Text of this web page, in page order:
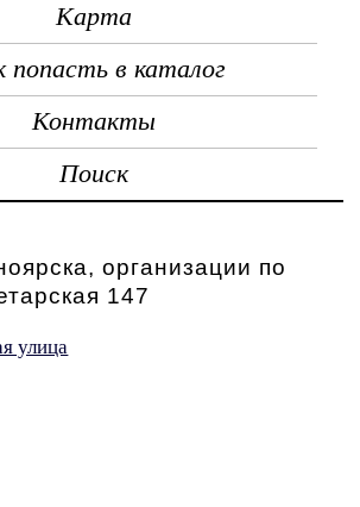
Карта
попасть в каталог
Контакты
Поиск
организации по
147
улица